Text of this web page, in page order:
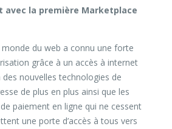
avec la première Marketplace
du web a connu une forte
grâce à un accès à internet
des nouvelles technologies de
de plus en plus ainsi que les
paiement en ligne qui ne cessent
une porte d’accès à tous vers